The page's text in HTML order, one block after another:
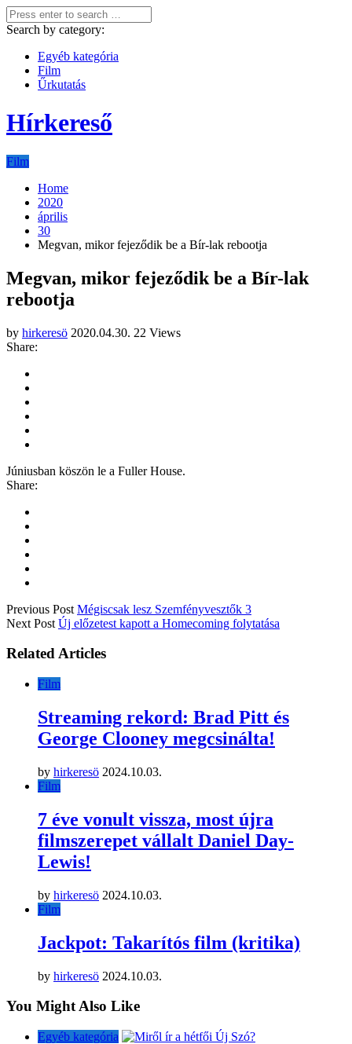
Search by category:
Egyéb kategória
Film
Űrkutatás
Hírkereső
Film
Home
2020
április
30
Megvan, mikor fejeződik be a Bír-lak rebootja
Megvan, mikor fejeződik be a Bír-lak
rebootja
by hirkeresö 2020.04.30. 22 Views
Share:
Júniusban köszön le a Fuller House.
Share:
Previous Post Mégiscsak lesz Szemfényvesztők 3
Next Post Új előzetest kapott a Homecoming folytatása
Related Articles
Film
Streaming rekord: Brad Pitt és
George Clooney megcsinálta!
by hirkeresö 2024.10.03.
Film
7 éve vonult vissza, most újra
filmszerepet vállalt Daniel Day-
Lewis!
by hirkeresö 2024.10.03.
Film
Jackpot: Takarítós film (kritika)
by hirkeresö 2024.10.03.
You Might Also Like
Egyéb kategória